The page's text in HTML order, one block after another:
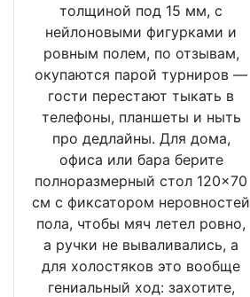
толщиной под 15 мм, с
нейлоновыми фигурками и
ровным полем, по отзывам,
окупаются парой турниров —
гости перестают тыкать в
телефоны, планшеты и ныть
про дедлайны. Для дома,
офиса или бара берите
полноразмерный стол 120×70
см с фиксатором неровностей
пола, чтобы мяч летел ровно,
а ручки не вываливались, а
для холостяков это вообще
гениальный ход: захотите,